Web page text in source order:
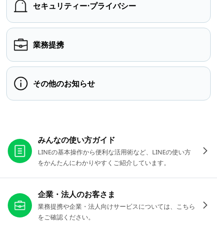
セキュリティー⋅プライバシー
業務提携
その他のお知らせ
みんなの使い方ガイド
LINEの基本操作から便利な活用術など、LINEの使い方
をかんたんにわかりやすくご紹介しています。
企業・法人のお客さま
業務提携や企業・法人向けサービスについては、こちら
をご確認ください。